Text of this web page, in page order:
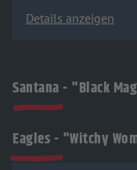
Details anzeigen
Santana - "Black
Eagles - "Witchy